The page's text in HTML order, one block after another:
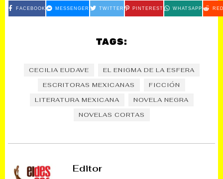
FACEBOOK MESSENGER TWITTER PINTEREST WHATSAPP
TAGS:
CECILIA EUDAVE
EL ENIGMA DE LA ESFERA
ESCRITORAS MEXICANAS
FICCIÓN
LITERATURA MEXICANA
NOVELA NEGRA
NOVELAS CORTAS
Editor